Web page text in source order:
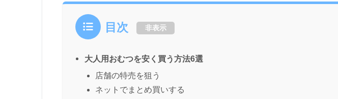
目次 非表示
大人用おむつを安く買う方法6選
店舗の特売を狙う
ネットでまとめ買いする